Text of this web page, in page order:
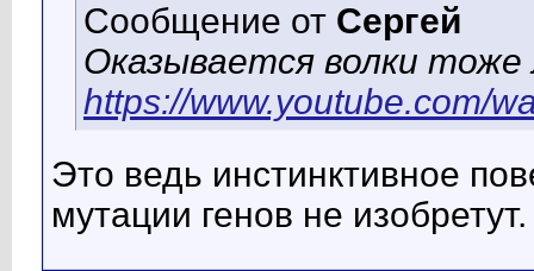
Сообщение от Сергей
Оказывается волки тоже
https://www.youtube.com/
Это ведь инстинктивное
мутации генов не